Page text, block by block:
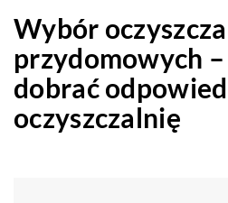
Wybór
przydomowych
dobrać
oczyszczalnię